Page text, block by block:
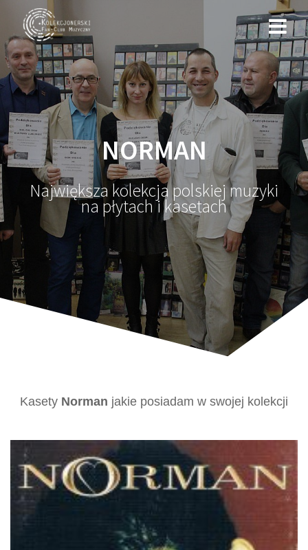
NORMAN
Największa kolekcja polskiej muzyki
na płytach i kasetach
Kasety Norman jakie posiadam w swojej kolekcji